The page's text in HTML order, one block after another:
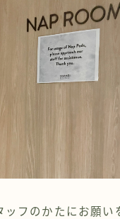
ッフのかたにお願い